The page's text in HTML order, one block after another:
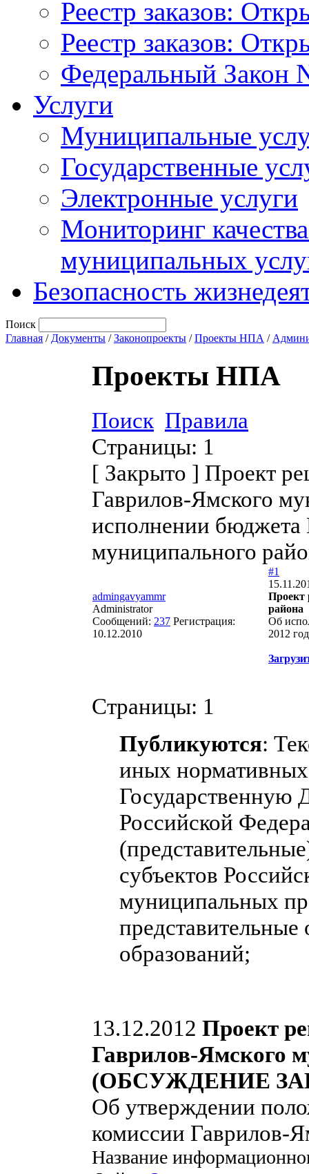
Реестр заказов:
Реестр заказов:
Федеральный Закон
Услуги
Муниципальные
Государственные
Электронные услуги
Мониторинг
муниципальных
Безопасность
Поиск
Главная / Документы /Законопроекты /Проекты НПА /
Проекты НПА
Поиск Правила
Страницы: 1
[ Закрыто ] Проект
Гаврилов-Ямского
исполнении бюджета
муниципального
admingavyammr
Administrator
Сообщений: 237 Регистрация:
10.12.2010
#1
Проект
района
Об
2012
Страницы: 1
Публикуются:
иных
Государственную
Российской
субъектов
муниципальных
образований;
13.12.2012 Проект
Гаврилов-Ямского
(ОБСУЖДЕНИЕ
Об утверждении
комиссии Гаврилов-
Название